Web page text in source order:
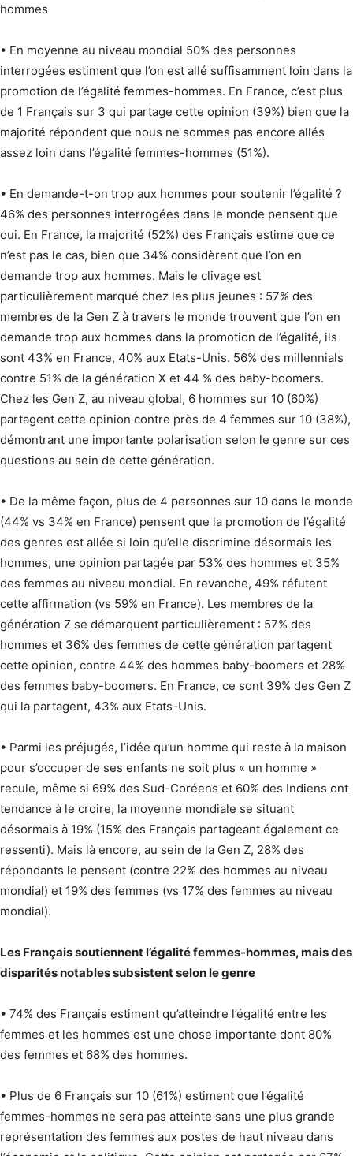
hommes
• En moyenne au niveau mondial 50% des personnes
interrogées estiment que l’on est allé suffisamment loin dans la
promotion de l’égalité femmes-hommes. En France, c’est plus
de 1 Français sur 3 qui partage cette opinion (39%) bien que la
majorité répondent que nous ne sommes pas encore allés
assez loin dans l’égalité femmes-hommes (51%).
• En demande-t-on trop aux hommes pour soutenir l’égalité ?
46% des personnes interrogées dans le monde pensent que
oui. En France, la majorité (52%) des Français estime que ce
n’est pas le cas, bien que 34% considèrent que l’on en
demande trop aux hommes. Mais le clivage est
particulièrement marqué chez les plus jeunes : 57% des
membres de la Gen Z à travers le monde trouvent que l’on en
demande trop aux hommes dans la promotion de l’égalité, ils
sont 43% en France, 40% aux Etats-Unis. 56% des millennials
contre 51% de la génération X et 44 % des baby-boomers.
Chez les Gen Z, au niveau global, 6 hommes sur 10 (60%)
partagent cette opinion contre près de 4 femmes sur 10 (38%),
démontrant une importante polarisation selon le genre sur ces
questions au sein de cette génération.
• De la même façon, plus de 4 personnes sur 10 dans le monde
(44% vs 34% en France) pensent que la promotion de l’égalité
des genres est allée si loin qu’elle discrimine désormais les
hommes, une opinion partagée par 53% des hommes et 35%
des femmes au niveau mondial. En revanche, 49% réfutent
cette affirmation (vs 59% en France). Les membres de la
génération Z se démarquent particulièrement : 57% des
hommes et 36% des femmes de cette génération partagent
cette opinion, contre 44% des hommes baby-boomers et 28%
des femmes baby-boomers. En France, ce sont 39% des Gen Z
qui la partagent, 43% aux Etats-Unis.
• Parmi les préjugés, l’idée qu’un homme qui reste à la maison
pour s’occuper de ses enfants ne soit plus « un homme »
recule, même si 69% des Sud-Coréens et 60% des Indiens ont
tendance à le croire, la moyenne mondiale se situant
désormais à 19% (15% des Français partageant également ce
ressenti). Mais là encore, au sein de la Gen Z, 28% des
répondants le pensent (contre 22% des hommes au niveau
mondial) et 19% des femmes (vs 17% des femmes au niveau
mondial).
Les Français soutiennent l’égalité femmes-hommes, mais des
disparités notables subsistent selon le genre
• 74% des Français estiment qu’atteindre l’égalité entre les
femmes et les hommes est une chose importante dont 80%
des femmes et 68% des hommes.
• Plus de 6 Français sur 10 (61%) estiment que l’égalité
femmes-hommes ne sera pas atteinte sans une plus grande
représentation des femmes aux postes de haut niveau dans